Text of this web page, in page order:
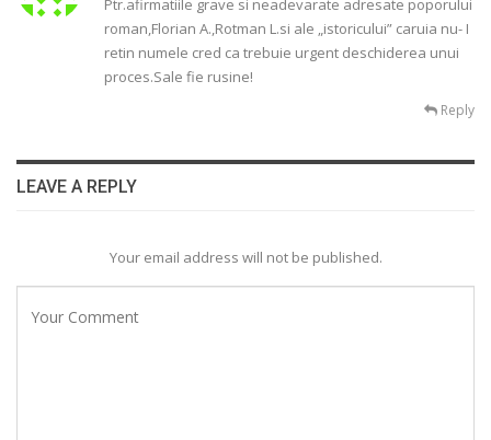
Ptr.afirmatiile grave si neadevarate adresate poporului
roman,Florian A.,Rotman L.si ale „istoricului” caruia nu- I
retin numele cred ca trebuie urgent deschiderea unui
proces.Sale fie rusine!
Reply
LEAVE A REPLY
Your email address will not be published.